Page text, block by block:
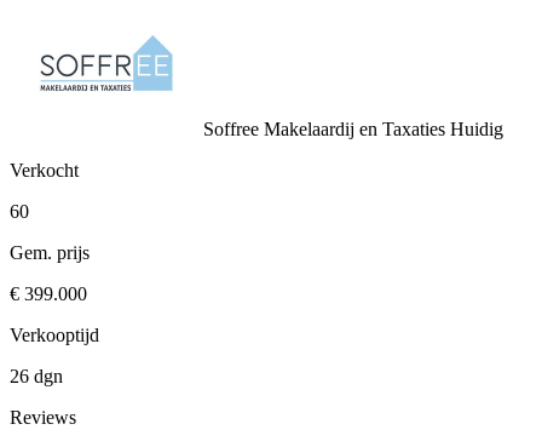
Soffree Makelaardij en Taxaties Huidig
Verkocht
60
Gem. prijs
€ 399.000
Verkooptijd
26 dgn
Reviews